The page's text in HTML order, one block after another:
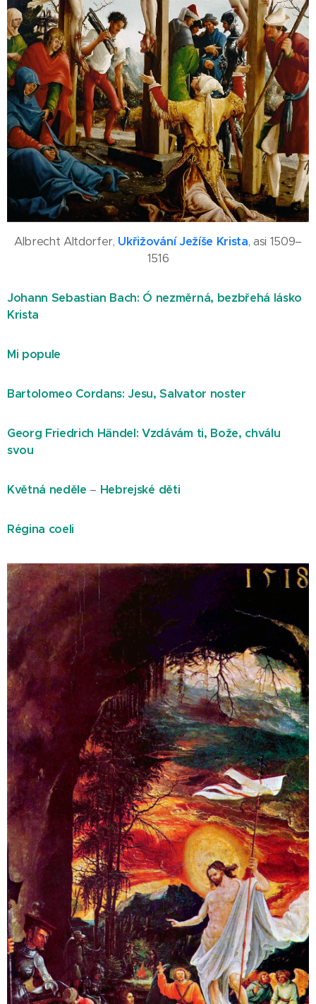
Albrecht Altdorfer, Ukřižování Ježíše Krista, asi 1509–
1516
Johann Sebastian Bach: Ó nezměrná, bezbřehá lásko
Krista
Mi popule
Bartolomeo Cordans: Jesu, Salvator noster
Georg Friedrich Händel: Vzdávám ti, Bože, chválu
svou
Květná neděle – Hebrejské děti
Régina coeli